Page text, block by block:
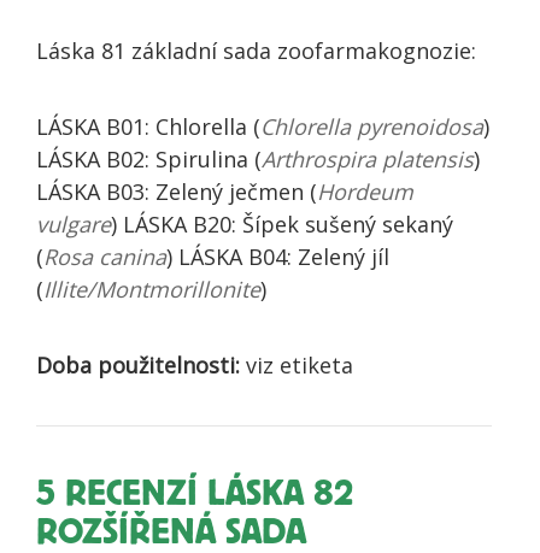
Láska 81 základní sada zoofarmakognozie:
LÁSKA B01: Chlorella (Chlorella pyrenoidosa)
LÁSKA B02: Spirulina (Arthrospira platensis)
LÁSKA B03: Zelený ječmen (Hordeum
vulgare) LÁSKA B20: Šípek sušený sekaný
(Rosa canina) LÁSKA B04: Zelený jíl
(Illite/Montmorillonite)
Doba použitelnosti: viz etiketa
5 RECENZÍ
LÁSKA 82
ROZŠÍŘENÁ SADA